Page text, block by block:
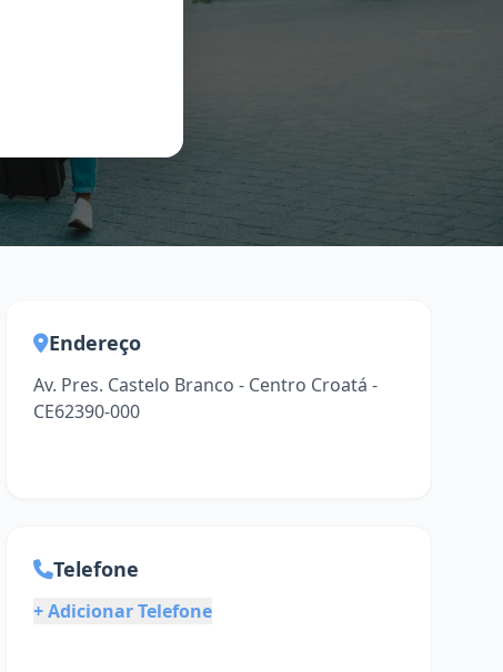
Endereço
Av. Pres. Castelo Branco - Centro Croatá -
CE62390-000
Telefone
+ Adicionar Telefone